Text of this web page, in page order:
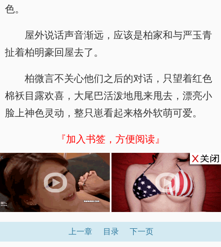
色。
屋外说话声音渐远，应该是柏家和与严玉青
扯着柏明豪回屋去了。
柏微言不关心他们之后的对话，只望着红色
棉袄目露欢喜，大尾巴活泼地甩来甩去，漂亮小
脸上神色灵动，整只崽看起来格外软萌可爱。
『加入书签，方便阅读』
x
上一章 目录 下一页